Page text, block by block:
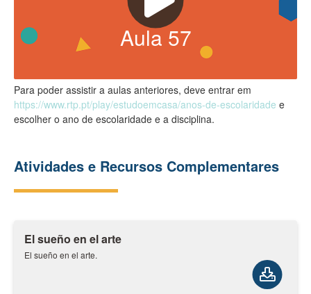
Aula57
Para poder assistir a aulas anteriores, deve entrar em
https://www.rtp.pt/play/estudoemcasa/anos-de-escolaridade e
escolher o ano de escolaridade e a disciplina.
Atividades e Recursos Complementares
El sueño en el arte
El sueño en el arte.